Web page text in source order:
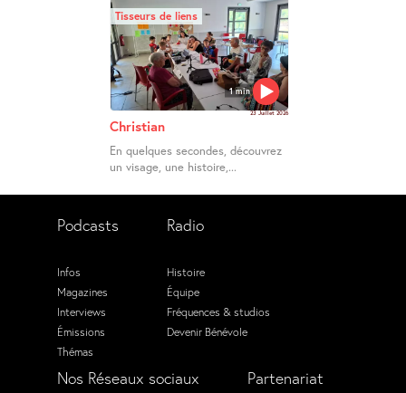
1 min
Tisseurs de liens
23 Juillet 2026
Christian
En quelques secondes, découvrez
un visage, une histoire,...
Podcasts
Infos
Magazines
Interviews
Émissions
Thémas
Radio
Histoire
Équipe
Fréquences & studios
Devenir Bénévole
Nos Réseaux sociaux Partenariat